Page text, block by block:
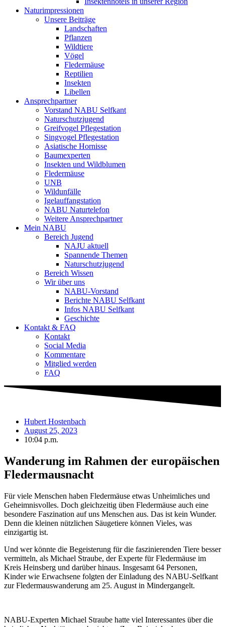
Naturimpressionen
Unsere Beiträge
Landschaften
Pflanzen
Wildtiere
Vögel
Fledermäuse
Reptilien
Insekten
Libellen
Ansprechpartner
Vorstand NABU Selfkant
Naturschutzjugend
Greifvogel Pflegestation
Singvogel Pflegestation
Asiatische Hornisse
Baumexperten
Insekten und Wildblumen
Fledermäuse
UNB
Wildunfälle
Igelauffangstation
NABU Naturtelefon
Weitere Ansprechpartner
Mein NABU
Bereich Jugend
NAJU aktuell
Spannende Themen
Naturschutzjugend
Bereich Wissen
Wir über uns
NABU-Vorstand
Berichte NABU Selfkant
Infos NABU Selfkant
Geschichte
Kontakt & FAQ
Kontakt
Social Media
Kommentare
Mitglied werden
FAQ
Hubert Hostenbach
August 25, 2023
10:04 p.m.
Wanderung im Rahmen der europäischen
Fledermausnacht
Für viele Menschen haben Fledermäuse etwas Unheimliches und
Geheimnisvolles. Doch gleichzeitig üben Fledermäuse auch eine
besondere Faszination auf uns Menschen aus. Das ist kein Wunder.
Denn die kleinen nützlichen Säugetiere können Vieles, was
einzigartig ist.
Und wer könnte die Begeisterung für die faszinierenden Tiere besser
vermitteln, als Michael Straube, der Experte für Fledermäuse im
Kreis Heinsberg und darüber hinaus. Insgesamt 64 Personen,
Kinder wie Erwachsene folgten der Einladung des NABU-Selfkant
zur Fledermauswanderung am 25. August in Mindergangelt.
NABU-Experten Michael Straube hatte viel Interessantes über die